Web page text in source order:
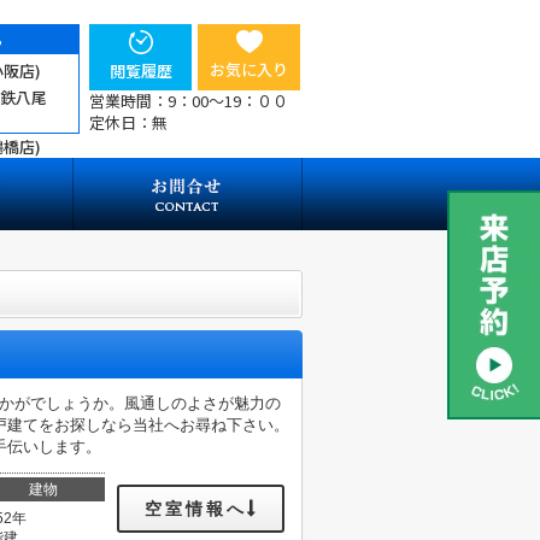
店)
八尾
店)
閲覧履歴
お気に入り
営業時間：9：00～19：００
定休日：無
がでしょうか。風通しのよさが魅力の
てをお探しなら当社へお尋ね下さい。
いします。
建物
年
空室情報へ